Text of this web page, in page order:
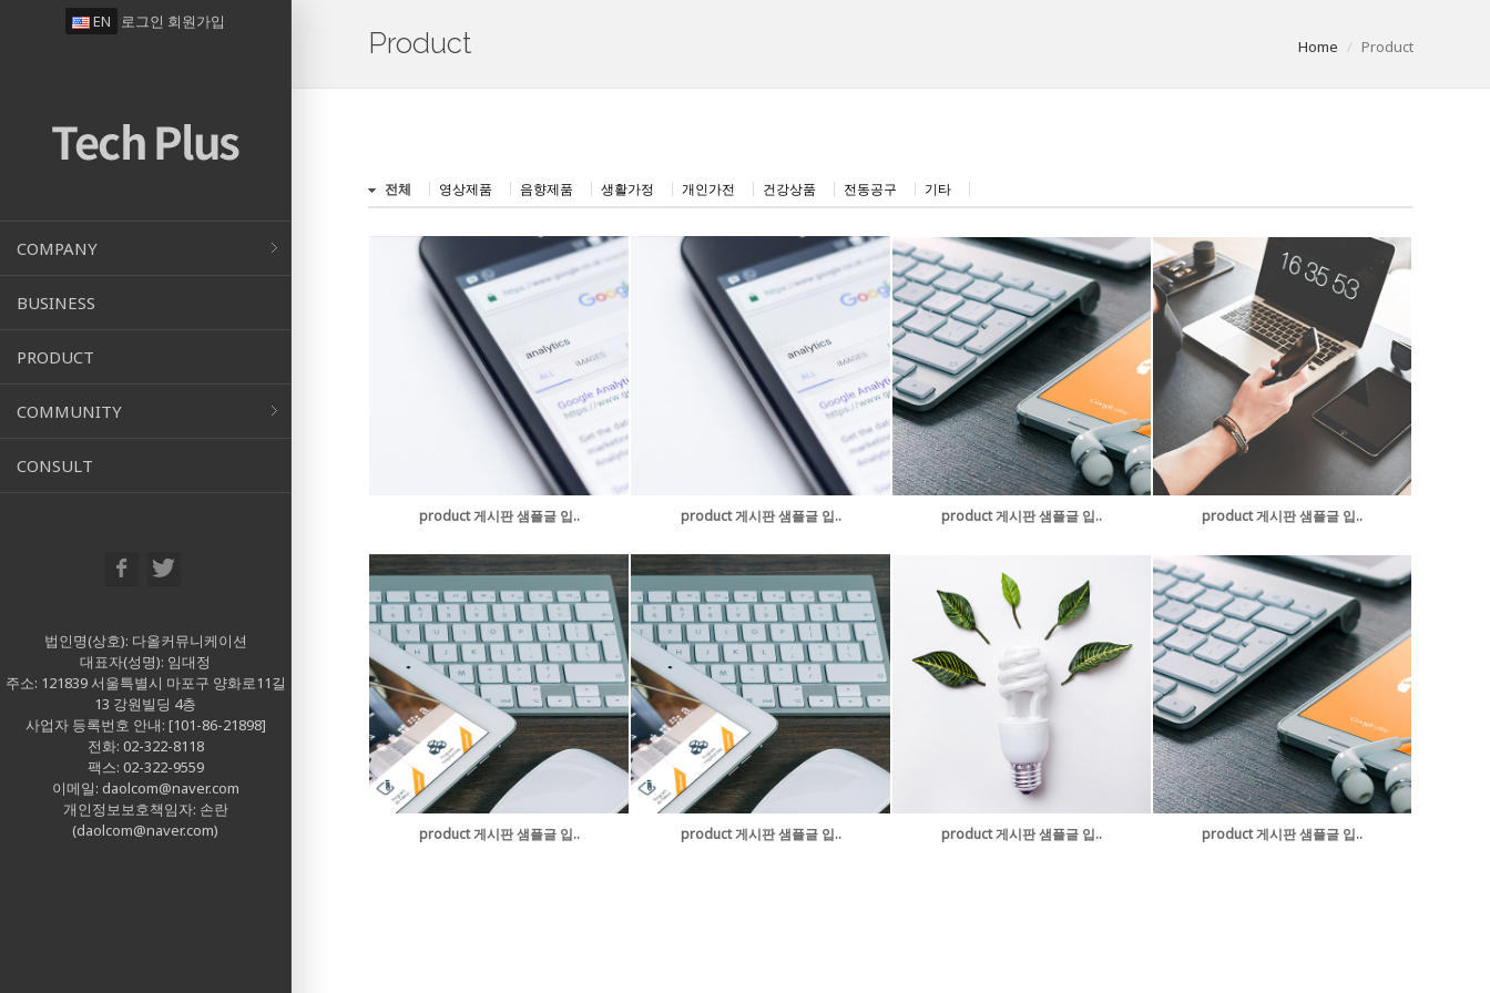
EN 로그인 회원가입
COMPANY
BUSINESS
PRODUCT
COMMUNITY
CONSULT
법인명(상호): 다올커뮤니케이션
대표자(성명): 임대정
주소: 121839 서울특별시 마포구 양화로11길
13 강원빌딩 4층
사업자 등록번호 안내: [101-86-21898]
전화: 02-322-8118
팩스: 02-322-9559
이메일: daolcom@naver.com
개인정보보호책임자: 손란
(daolcom@naver.com)
Product Home Product
전체 영상제품 음향제품 생활가정 개인가전 건강상품 전동공구 기타
product 게시판 샘플글 입.. product 게시판 샘플글 입.. product 게시판 샘플글 입.. product 게시판 샘플글 입..
product 게시판 샘플글 입.. product 게시판 샘플글 입.. product 게시판 샘플글 입.. product 게시판 샘플글 입..